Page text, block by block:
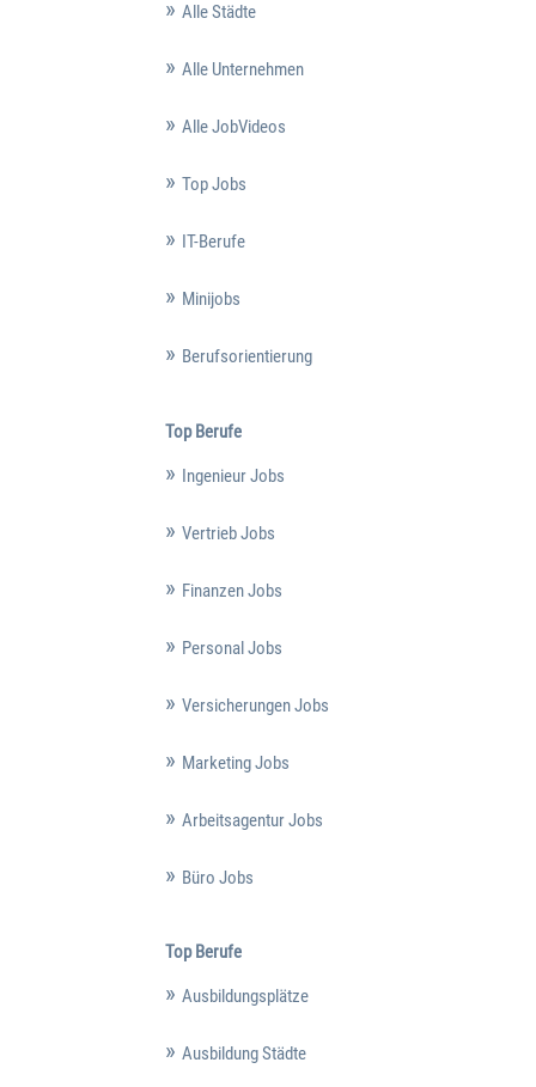
Alle Städte
Alle Unternehmen
Alle JobVideos
Top Jobs
IT-Berufe
Minijobs
Berufsorientierung
Top Berufe
Ingenieur Jobs
Vertrieb Jobs
Finanzen Jobs
Personal Jobs
Versicherungen Jobs
Marketing Jobs
Arbeitsagentur Jobs
Büro Jobs
Top Berufe
Ausbildungsplätze
Ausbildung Städte